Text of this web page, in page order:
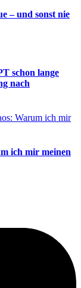
– und sonst nie
schon lange
nach
ich mir meinen